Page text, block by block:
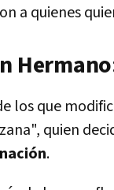
a quienes
los que
quien
.